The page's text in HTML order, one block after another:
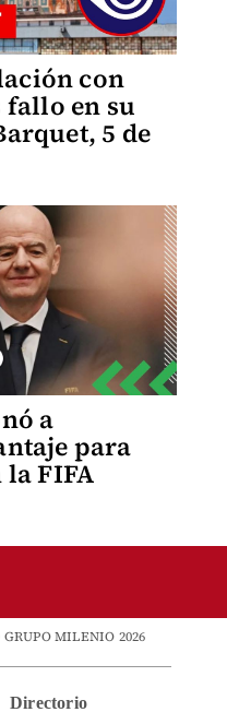
con
en su
5 de
a
para
FIFA
MILENIO 2026
Directorio